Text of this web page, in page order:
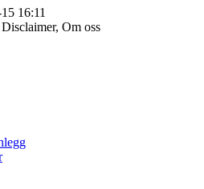
16:11